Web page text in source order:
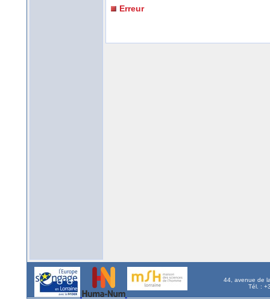
Erreur
44, avenue de
Tél. :